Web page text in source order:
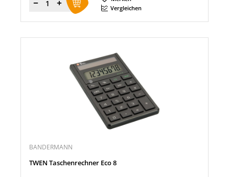
Menge
Vergleichen
BANDERMANN
TWEN Taschenrechner Eco 8